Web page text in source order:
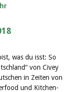
was du isst: So
von Civey
in Zeiten von
und Kitchen-